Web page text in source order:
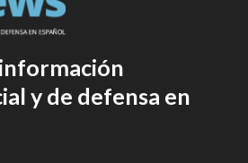
y de defensa en